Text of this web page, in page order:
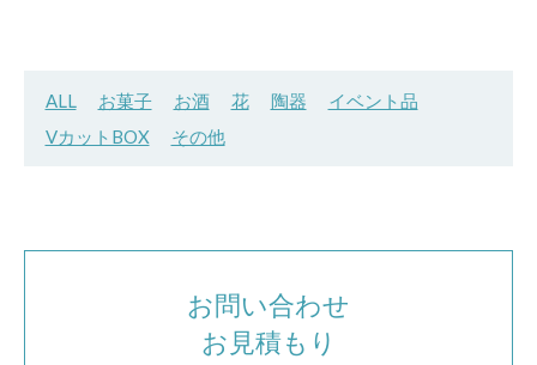
ALL お菓子 お酒 花 陶器
イベント品
VカットBOX
その他
お問い合わせ
お見積もり